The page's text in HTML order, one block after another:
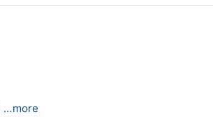
…more